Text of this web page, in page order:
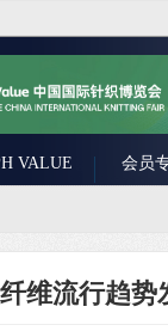
VALUE 会员
维流行趋势